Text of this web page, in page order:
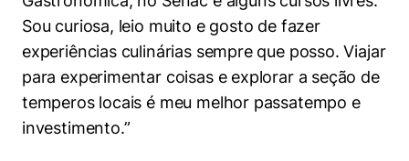
Sou curiosa, leio muito e gosto de fazer
experiências culinárias sempre que posso. Viajar
para experimentar coisas e explorar a seção de
temperos locais é meu melhor passatempo e
investimento.”